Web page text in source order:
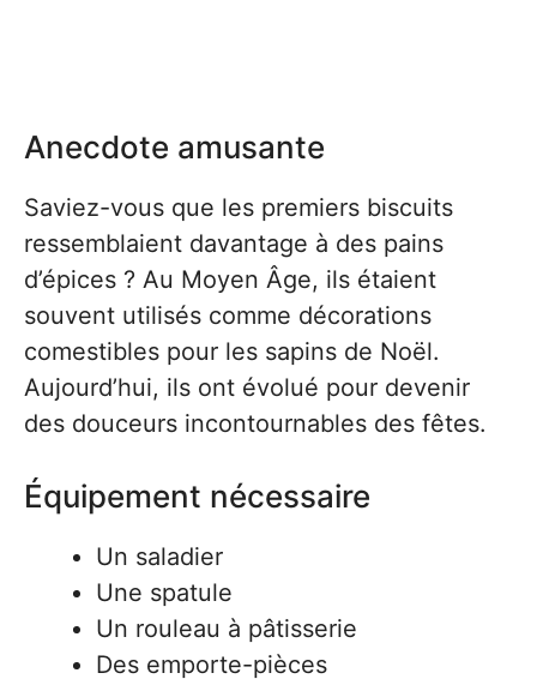
Anecdote amusante
Saviez-vous que les premiers biscuits
ressemblaient davantage à des pains
d’épices ? Au Moyen Âge, ils étaient
souvent utilisés comme décorations
comestibles pour les sapins de Noël.
Aujourd’hui, ils ont évolué pour devenir
des douceurs incontournables des fêtes.
Équipement nécessaire
Un saladier
Une spatule
Un rouleau à pâtisserie
Des emporte-pièces